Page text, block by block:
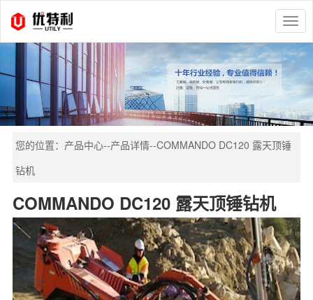
切
换
导
航
您的位置： 产品中心--产品详情--COMMANDO DC120 露天顶锤
钻机
COMMANDO DC120 露天顶锤钻机